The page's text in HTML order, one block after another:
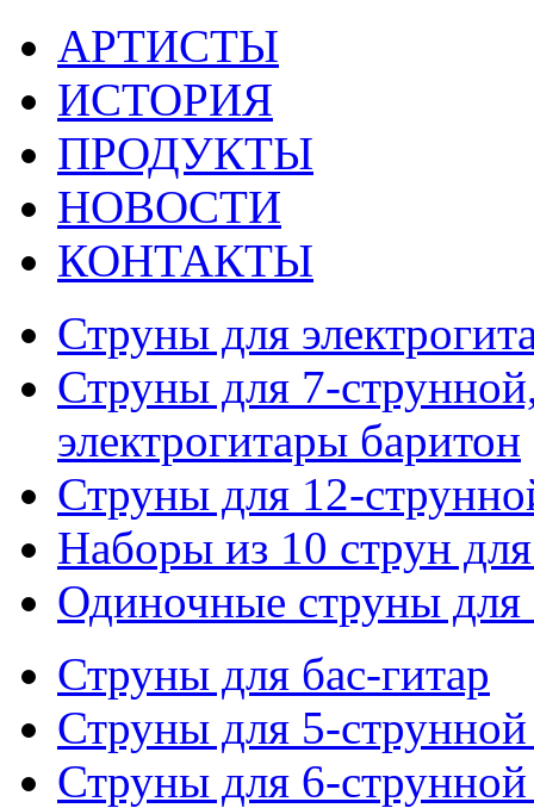
АРТИСТЫ
ИСТОРИЯ
ПРОДУКТЫ
НОВОСТИ
КОНТАКТЫ
Струны для
Струны для 7-
электрогитары баритон
Струны для 12-
Наборы из 10 струн
Одиночные струны для
Струны для бас-гитар
Струны для 5-
Струны для 6-